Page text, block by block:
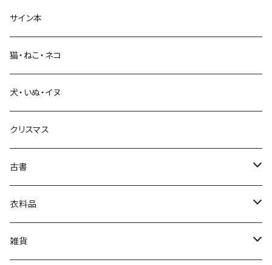
生活・暮らし
芸術・絵画・写真
絵本・児童書
娯楽・エンターテインメント
サイン本
猫・ねこ・ネコ
犬・いぬ・イヌ
クリスマス
古書
古書セット
美術
衣料品
POLEWARDS
雑貨